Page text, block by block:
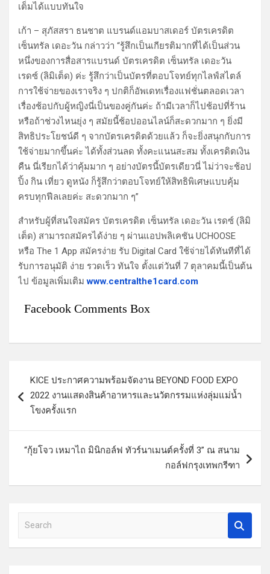
เต็มได้แบบทันใจ
เก้า – สุภัสสรา ธนชาต แบรนด์แอมบาสเดอร์ บัตรเครดิต
เซ็นทรัล เดอะวัน กล่าวว่า “รู้สึกเป็นเกียรติมากที่ได้เป็นส่วน
หนึ่งของการสื่อสารแบรนด์ บัตรเครดิต เซ็นทรัล เดอะวัน
เรดซ์ (ลิมิเต็ด) ค่ะ รู้สึกว่าเป็นบัตรที่ตอบโจทย์ทุกไลฟ์สไตล์
การใช้จ่ายของเราจริง ๆ ปกติก็อัพเดทเรื่องแฟชั่นตลอดเวลา
เรื่องช้อปกับผู้หญิงนี่เป็นของคู่กันค่ะ ถ้ามีเวลาก็ไปช้อปที่ร้าน
หรือถ้าช่วงไหนยุ่ง ๆ สมัยนี้ช้อปออนไลน์ก็สะดวกมาก ๆ ยิ่งมี
สิทธิประโยชน์ดี ๆ จากบัตรเครดิตด้วยแล้ว ก็จะยิ่งสนุกกับการ
ใช้จ่ายมากขึ้นค่ะ ได้ทั้งส่วนลด ทั้งคะแนนสะสม ทั้งเครดิตเงิน
คืน นี่เรียกได้ว่าคุ้มมาก ๆ อย่างบัตรนี้บัตรเดียวนี่ ไม่ว่าจะช้อป
ปิ้ง กิน เที่ยว ดูหนัง ก็รู้สึกว่าตอบโจทย์ให้สิทธิพิเศษแบบคุ้ม
ครบทุกฟีลเลยค่ะ สะดวกมาก ๆ”
สำหรับผู้ที่สนใจสมัคร บัตรเครดิต เซ็นทรัล เดอะวัน เรดซ์ (ลิมิ
เต็ด) สามารถสมัครได้ง่าย ๆ ผ่านแอปพลิเคชัน UCHOOSE
หรือ The 1 App สมัครง่าย รับ Digital Card ใช้จ่ายได้ทันทีที่ได้
รับการอนุมัติ ง่าย รวดเร็ว ทันใจ ตั้งแต่วันที่ 7 ตุลาคมนี้เป็นต้น
ไป ข้อมูลเพิ่มเติมwww.centralthe1card.com
Facebook Comments Box
แ
เ
ง
KICE ประกาศความพร้อมจัดงาน BEYOND FOOD EXPO
2022 งานแสดงสินค้าอาหารและนวัตกรรมแห่งลุ่มแม่น้ำ
โขงครั้งแรก
“กุ้ยโจว เหมาไถ มินิกอล์ฟ ทัวร์นาเมนต์ครั้งที่ 3” ณ สนาม
กอล์ฟกรุงเทพกรีฑา
a